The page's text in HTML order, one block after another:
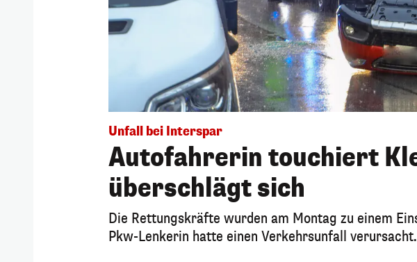
Unfall bei Interspar
Autofahrerin touchiert
überschlägt sich
Die Rettungskräfte wurden am Montag zu einem
Pkw-Lenkerin hatte einen Verkehrsunfall verursacht.